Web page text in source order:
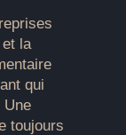
la
qui
Une
toujours